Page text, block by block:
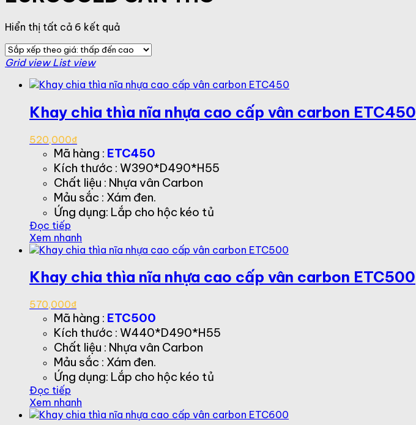
Hiển thị tất cả 6 kết quảĐã
xếp
thấp
cao
Grid view List view
Khay chia thìa nĩa nhựa cao cấp vân carbon ETC450
520,000₫
Mã hàng : ETC450
Kích thước : W390*D490*H55
Chất liệu : Nhựa vân Carbon
Mảu sắc : Xám đen.
Ứng dụng: Lắp cho hộc kéo tủ
Đọc tiếp
Xem nhanh
Khay chia thìa nĩa nhựa cao cấp vân carbon ETC500
570,000₫
Mã hàng : ETC500
Kích thước : W440*D490*H55
Chất liệu : Nhựa vân Carbon
Mảu sắc : Xám đen.
Ứng dụng: Lắp cho hộc kéo tủ
Đọc tiếp
Xem nhanh